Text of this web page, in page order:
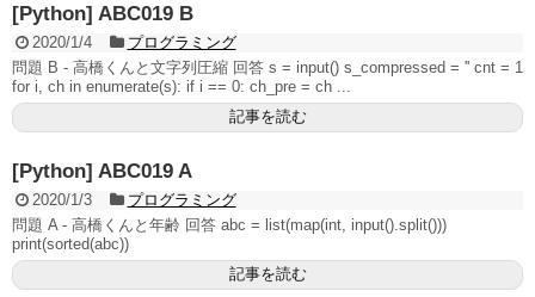
[Python] ABC019 B
2020/1/4
プログラミング
問題 B - 高橋くんと文字列圧縮 回答 s = input() s_compressed = '' cnt = 1
for i, ch in enumerate(s): if i == 0: ch_pre = ch ...
記事を読む
[Python] ABC019 A
2020/1/3
プログラミング
問題 A - 高橋くんと年齢 回答 abc = list(map(int, input().split()))
print(sorted(abc))
記事を読む